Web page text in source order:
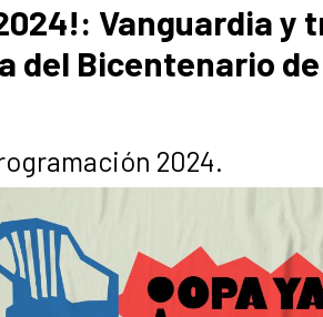
2024!: Vanguardia y
del Bicentenario
2024.